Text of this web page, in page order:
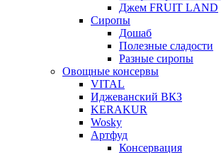
Джем FRUIT LAND
Сиропы
Дошаб
Полезные сладости
Разные сиропы
Овощные консервы
VITAL
Иджеванский ВКЗ
KERAKUR
Wosky
Артфуд
Консервация